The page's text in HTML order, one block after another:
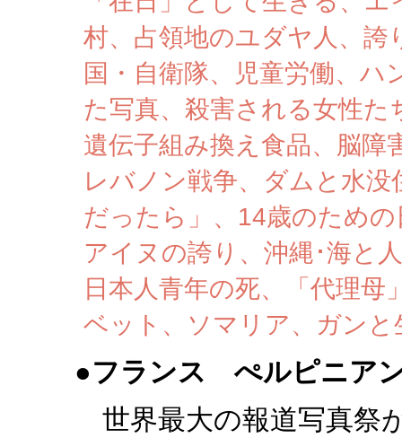
村、占領地のユダヤ人、
国・自衛隊、児童労働、
た写真、殺害される女性
遺伝子組み換え食品、脳障
レバノン戦争、ダムと水
だったら」、14歳のため
アイヌの誇り、沖縄･海と
日本人青年の死、「代理
ベット、ソマリア、ガン
●フランス ぺルピニア
世界最大の報道写真祭